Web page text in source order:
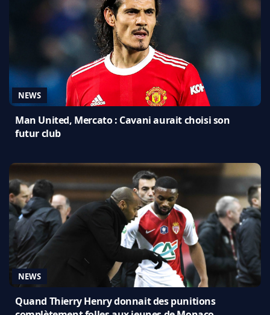
NEWS
Man United, Mercato : Cavani aurait choisi son
futur club
NEWS
Quand Thierry Henry donnait des punitions